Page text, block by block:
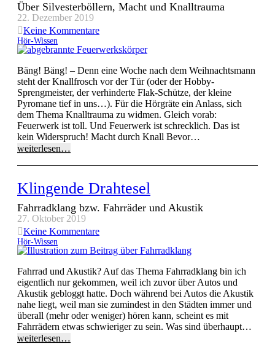
Über Silvesterböllern, Macht und Knalltrauma
22. Dezember 2019
Keine Kommentare
Hör-Wissen
Bäng! Bäng! – Denn eine Woche nach dem Weihnachtsmann
steht der Knallfrosch vor der Tür (oder der Hobby-
Sprengmeister, der verhinderte Flak-Schütze, der kleine
Pyromane tief in uns…). Für die Hörgräte ein Anlass, sich
dem Thema Knalltrauma zu widmen. Gleich vorab:
Feuerwerk ist toll. Und Feuerwerk ist schrecklich. Das ist
kein Widerspruch! Macht durch Knall Bevor…
weiterlesen…
Klingende Drahtesel
Fahrradklang bzw. Fahrräder und Akustik
27. Oktober 2019
Keine Kommentare
Hör-Wissen
Fahrrad und Akustik? Auf das Thema Fahrradklang bin ich
eigentlich nur gekommen, weil ich zuvor über Autos und
Akustik gebloggt hatte. Doch während bei Autos die Akustik
nahe liegt, weil man sie zumindest in den Städten immer und
überall (mehr oder weniger) hören kann, scheint es mit
Fahrrädern etwas schwieriger zu sein. Was sind überhaupt…
weiterlesen…